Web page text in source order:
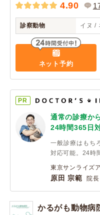
4.90
診察動物 イヌ /
ネット予約
PR
通常の診療か
24時間365日
一般診療はもち
対応可能。24時
東京サンライズ
原田 宗範 院長
かるがも動物病